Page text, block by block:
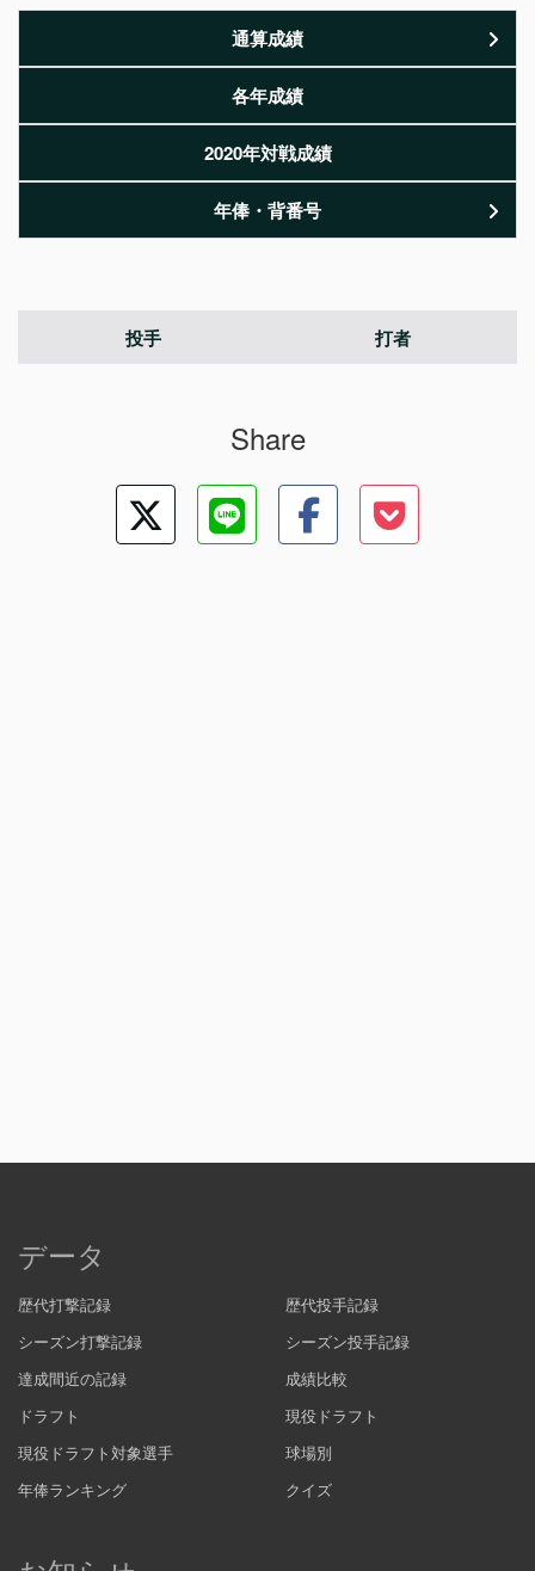
通算成績
各年成績
2020年対戦成績
年俸・背番号
投手 打者
Share
データ
歴代打撃記録
歴代投手記録
シーズン打撃記録
シーズン投手記録
達成間近の記録
成績比較
ドラフト
現役ドラフト
現役ドラフト対象選手
球場別
年俸ランキング
クイズ